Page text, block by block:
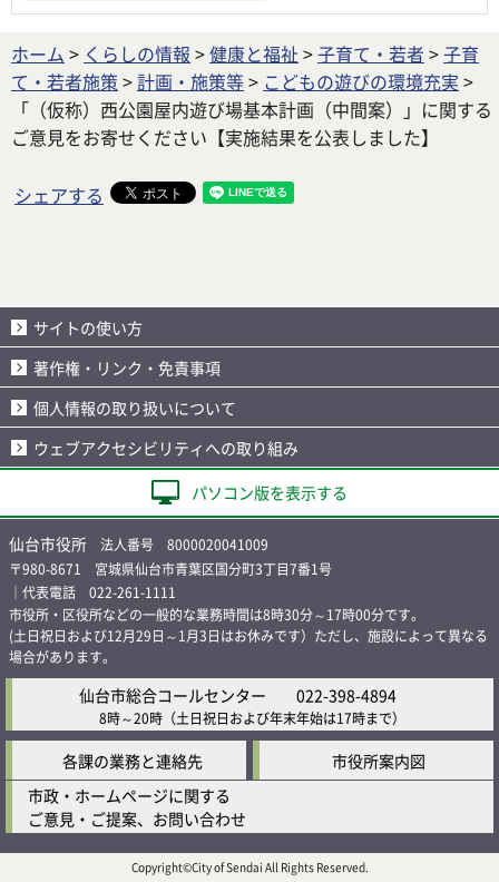
ホーム > くらしの情報 >健康と福祉 >子育て・若者 >子育
て・若者施策 >計画・施策等> こどもの遊びの環境充実 >
「（仮称）西公園屋内遊び場基本計画（中間案）」に関する
ご意見をお寄せください【実施結果を公表しました】
シェアする
サイトの使い方
著作権・リンク・免責事項
個人情報の取り扱いについて
ウェブアクセシビリティへの取り組み
パソコン版を表示する
仙台市役所 法人番号 8000020041009
〒980-8671 宮城県仙台市青葉区国分町3丁目7番1号
｜代表電話 022-261-1111
市役所・区役所などの一般的な業務時間は8時30分～17時00分です。
(土日祝日および12月29日～1月3日はお休みです）ただし、施設によって異なる
場合があります。
仙台市総合コールセンター 022-398-4894
8時～20時 （土日祝日および年末年始は17時まで）
各課の業務と連絡先
市役所案内図
市政・ホームページに関する
ご意見・ご提案、お問い合わせ
Copyright©City of Sendai All Rights Reserved.